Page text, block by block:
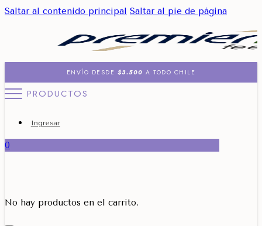
Saltar al contenido principal Saltar al pie de página
ENVÍO DESDE $3.500 A TODO CHILE
PRODUCTOS
Ingresar
0
No hay productos en el carrito.